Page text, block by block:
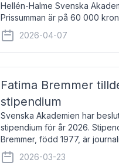
Hellén-Halme Svenska
Prissumman är på 60 000
översätter huvudsakligen från
2026-04-07
Fatima Bremmer
stipendium
Svenska Akademien har
stipendium för år 2026.
Bremmer, född 1977, är
boken Ligan. Klarakvarterens
2026-03-23